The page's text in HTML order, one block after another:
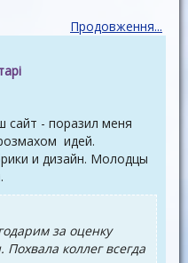
Продовження...
сайт - поразил меня
идей.
и дизайн. Молодцы
за оценку
коллег всегда